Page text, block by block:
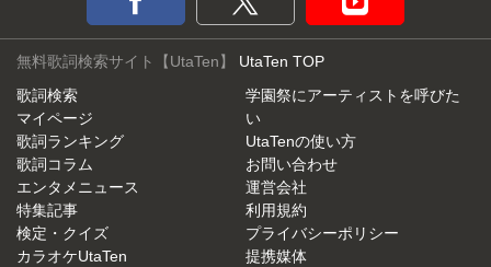
無料歌詞検索サイト【UtaTen】 UtaTen TOP
歌詞検索
マイページ
歌詞ランキング
歌詞コラム
エンタメニュース
特集記事
検定・クイズ
カラオケUtaTen
学園祭にアーティストを呼びた
い
UtaTenの使い方
お問い合わせ
運営会社
利用規約
プライバシーポリシー
提携媒体